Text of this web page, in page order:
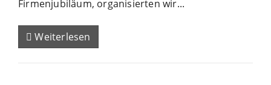
Firmenjubiläum, organisierten wir...
Weiterlesen